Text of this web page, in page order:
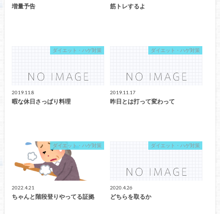
増量予告 筋トレするよ
ダイエット・ハゲ対策
2019.11.8
暇な休日さっぱり料理
ダイエット・ハゲ対策
2019.11.17
昨日とは打って変わって
ダイエット・ハゲ対策
2022.4.21
ちゃんと階段登りやってる証拠
ダイエット・ハゲ対策
2020.4.26
どちらを取るか